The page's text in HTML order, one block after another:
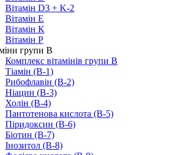
Вітамін D3 + K-2
Вітамін Е
Вітамін К
Вітамін P
групи B
Комплекс вітамінів групи В
Тіамін (B-1)
Рибофлавін (В-2)
Ніацин (B-3)
Холін (В-4)
Пантотенова кислота (B-5)
Піридоксин (B-6)
Біотин (B-7)
Інозитол (B-8)